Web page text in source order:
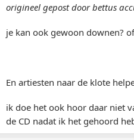
origineel gepost door bettus
je kan ook gewoon downen?
En artiesten naar de klote
ik doe het ook hoor daar niet
de CD nadat ik het gehoord